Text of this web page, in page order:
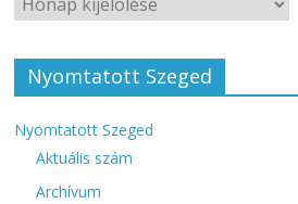
Nyomtatott Szeged
Nyomtatott Szeged
Aktuális szám
Archívum